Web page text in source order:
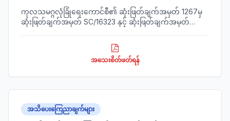
ကုလသမဂ္ဂလုံခြုံရေးကောင်စီ၏ ဆုံးဖြတ်ချက်အမှတ် 1267မှ
ဆုံးဖြတ်ချက်အမှတ် SC/16323 နှင့် ဆုံးဖြတ်ချက်အမှတ်
များကို သိရှိနိုင်ရေးအတွက် အသိပေးဖော်ပြအပ်ပါသည်။
အသေးစိတ်ဖတ်ရန်
အသိပေးကြေညာချက်များ